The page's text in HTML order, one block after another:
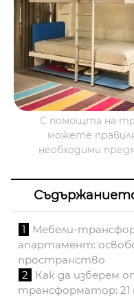
С помощта на
можете
необходими
1
Мебели-
апартамент:
пространство
2
Как да изберем
трансформатор: 21